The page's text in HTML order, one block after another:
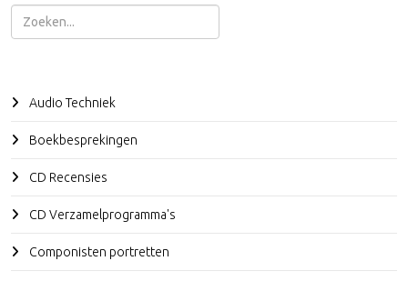
Zoeken
Audio Techniek
Boekbesprekingen
CD Recensies
CD Verzamelprogramma's
Componisten portretten